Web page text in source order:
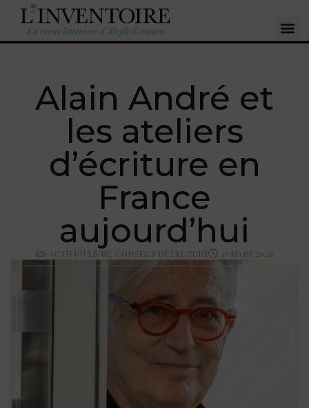
Alain André et
les ateliers
d’écriture en
France
aujourd’hui
ACTU DU LIVRE CONSEILS DE LECTURE 17 MARS 2026